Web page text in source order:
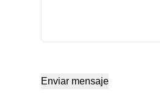
Enviar mensaje